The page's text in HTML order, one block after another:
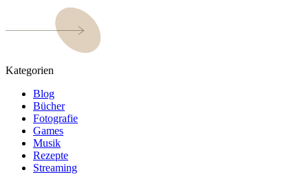
Kategorien
Blog
Bücher
Fotografie
Games
Musik
Rezepte
Streaming